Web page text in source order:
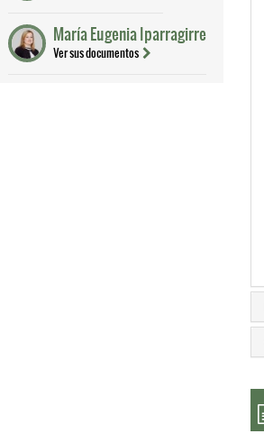
María Eugenia Iparragirre
Ver sus documentos